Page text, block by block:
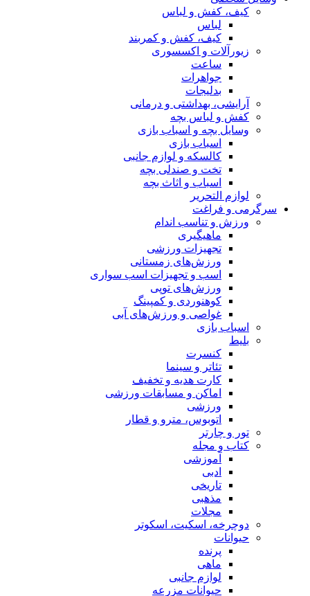
کیف، کفش و لباس
لباس
کیف، کفش و کمربند
زیورآلات و اکسسوری
ساعت
جواهرات
بدلیجات
آرایشی، بهداشتی و درمانی
کفش و لباس بچه
وسایل بچه و اسباب بازی
اسباب بازی
کالسکه و لوازم جانبی
تخت و صندلی بچه
اسباب و اثاث بچه
لوازم التحریر
سرگرمی و فراغت
ورزش و تناسب اندام
ماهیگیری
تجهیزات ورزشی
ورزش‌های زمستانی
اسب و تجهیزات اسب سواری
ورزش‌های توپی
کوهنوردی و کمپینگ
غواصی و ورزش‌های آبی
اسباب‌ بازی
بلیط
کنسرت
تئاتر و سینما
کارت هدیه و تخفیف
اماکن و مسابقات ورزشی
ورزشی
اتوبوس، مترو و قطار
تور و چارتر
کتاب و مجله
آموزشی
ادبی
تاریخی
مذهبی
مجلات
دوچرخه، اسکیت، اسکوتر
حیوانات
پرنده
ماهی
لوازم جانبی
حیوانات مزرعه